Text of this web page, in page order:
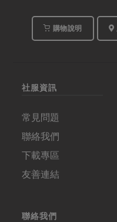
購物說明
社服資訊
常見問題
聯絡我們
下載專區
友善連結
聯絡我們